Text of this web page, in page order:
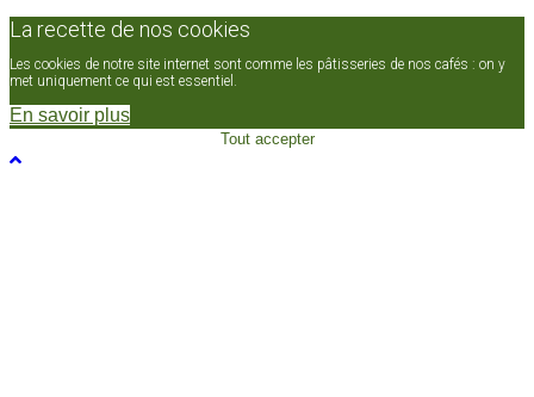
La recette de nos cookies
Les cookies de notre site internet sont comme les pâtisseries de nos cafés : on y
met uniquement ce qui est essentiel.
En savoir plus
Tout accepter